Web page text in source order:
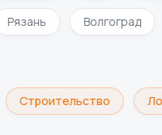
Рязань Волгоград
Строительство